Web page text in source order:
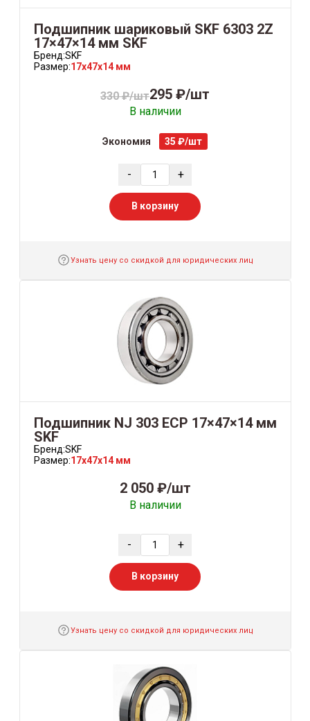
Подшипник шариковый SKF 6303 2Z
17×47×14 мм SKF
Бренд:SKF
Размер:17x47x14 мм
330 ₽/шт295 ₽/шт
В наличии
Экономия 35 ₽/шт
- +
В корзину
Узнать цену со скидкой для юридических лиц
Подшипник NJ 303 ECP 17×47×14 мм
SKF
Бренд:SKF
Размер:17x47x14 мм
2 050 ₽/шт
В наличии
- +
В корзину
Узнать цену со скидкой для юридических лиц